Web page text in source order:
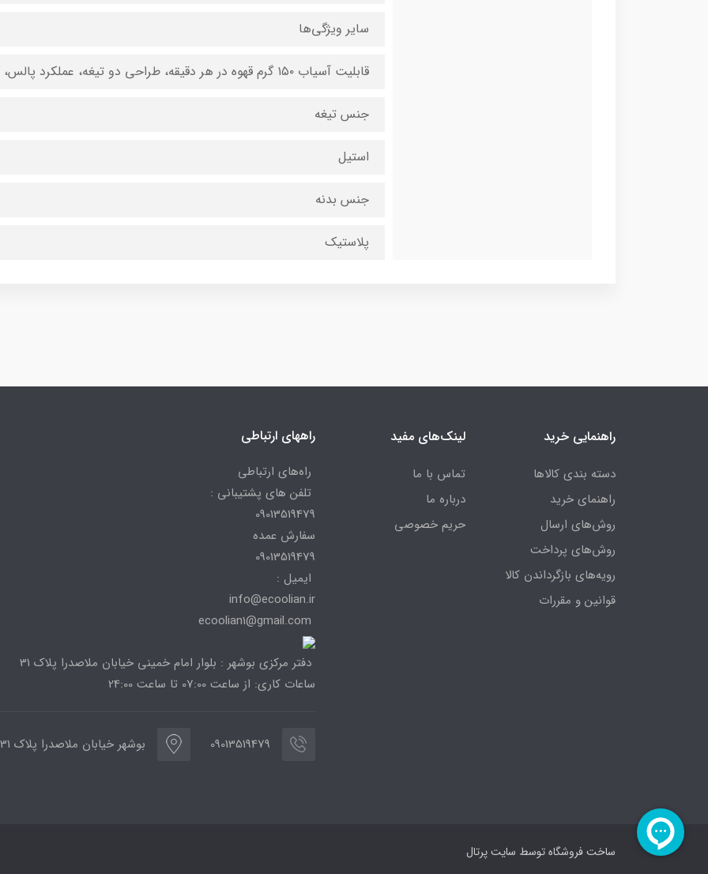
سایر ویژگی‌ها
قابلیت آسیاب ۱۵۰ گرم قهوه در هر دقیقه، طراحی دو تیغه، عملکرد پالس، کیفیت ساخت بالا
جنس تیغه
استیل
جنس بدنه
پلاستیک
راهنمایی خرید
دسته بندی کالاها
راهنمای خرید
روش‌های ارسال
روش‌های پرداخت
رویه‌های بازگرداندن کالا
قوانین و مقررات
لینک‌های مفید
تماس با ما
درباره ما
حریم خصوصی
راههای ارتباطی
راه‌های ارتباطی
تلفن های پشتیبانی :
09013519479
سفارش عمده
09013519479
ایمیل :
info@ecoolian.ir
دفتر مرکزی بوشهر : بلوار امام خمینی خیابان ملاصدرا پلاک 31
ساعات کاری: از ساعت 07:00 تا ساعت 24:00
09013519479 بوشهر خیابان ملاصدرا پلاک 31
ساخت فروشگاه توسط سایت پرتال